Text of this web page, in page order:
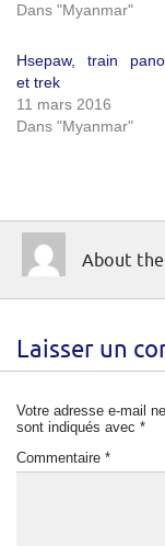
Dans "Myanmar"
Hsepaw, train
et trek
11 mars 2016
Dans "Myanmar"
About the
Laisser un
Votre adresse e-mail
sont indiqués avec *
Commentaire *